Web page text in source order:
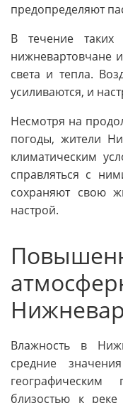
предопределяют
В течение таких
нижневартовчане
света и тепла.
усиливаются, и
Несмотря на
погоды, жители
климатическим
справляться с
сохраняют свою
настрой.
Влажность в
средние
близостью к